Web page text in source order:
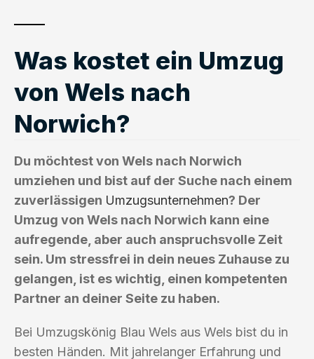
Was kostet ein Umzug
von Wels nach
Norwich?
Du möchtest von Wels nach Norwich
umziehen und bist auf der Suche nach einem
zuverlässigen Umzugsunternehmen? Der
Umzug von Wels nach Norwich kann eine
aufregende, aber auch anspruchsvolle Zeit
sein. Um stressfrei in dein neues Zuhause zu
gelangen, ist es wichtig, einen kompetenten
Partner an deiner Seite zu haben.
Bei Umzugskönig Blau Wels aus Wels bist du in
besten Händen. Mit jahrelanger Erfahrung und